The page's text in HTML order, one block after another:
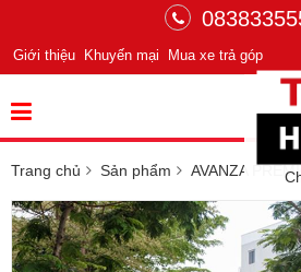
Giới thiệu Khuyến mại Mua xe trả góp
Trang chủ Sản phẩm AVANZA